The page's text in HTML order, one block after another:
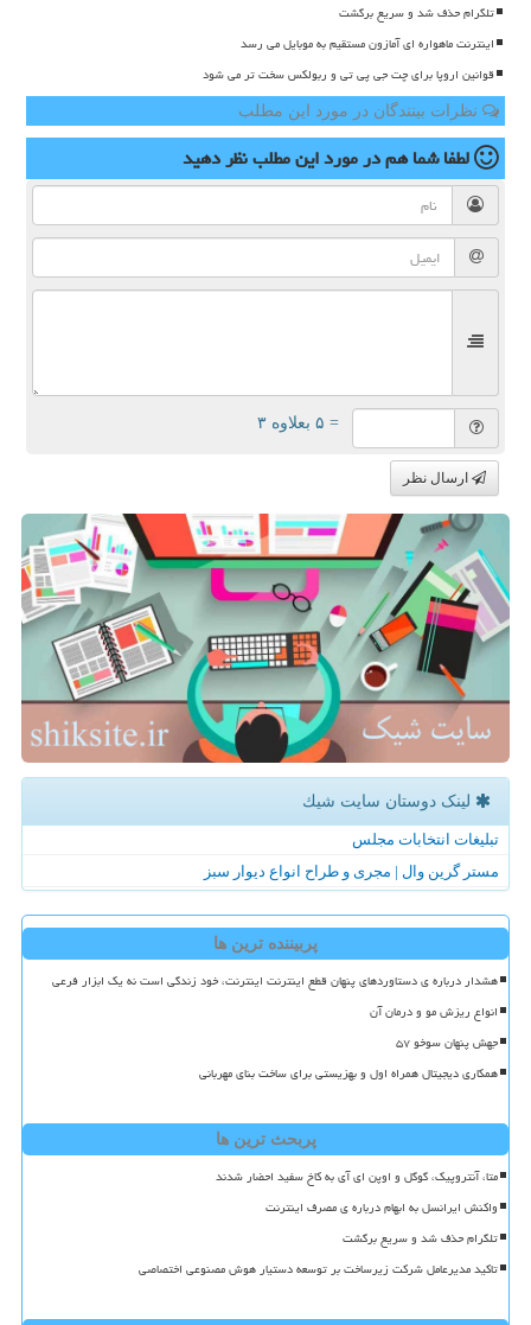
تلگرام حذف شد و سریع برگشت
اینترنت ماهواره ای آمازون مستقیم به موبایل می رسد
قوانین اروپا برای چت جی پی تی و ربولکس سخت تر می شود
نظرات بینندگان در مورد این مطلب
لطفا شما همدر مورد این مطلبنظر دهید
= ۵ بعلاوه ۳
ارسال نظر
لینک دوستان سایت شیك
تبلیغات انتخابات مجلس
مستر گرین وال | مجری و طراح انواع دیوار سبز
پربیننده ترین ها
هشدار درباره ی دستاوردهای پنهان قطع اینترنت اینترنت، خود زندگی است نه یک ابزار فرعی
انواع ریزش مو و درمان آن
جهش پنهان سوخو ۵۷
همکاری دیجیتال همراه اول و بهزیستی برای ساخت بنای مهربانی
پربحث ترین ها
متا، آنتروپیک، گوگل و اوپن ای آی به کاخ سفید احضار شدند
واکنش ایرانسل به ابهام درباره ی مصرف اینترنت
تلگرام حذف شد و سریع برگشت
تاکید مدیرعامل شرکت زیرساخت بر توسعه دستیار هوش مصنوعی اختصاصی